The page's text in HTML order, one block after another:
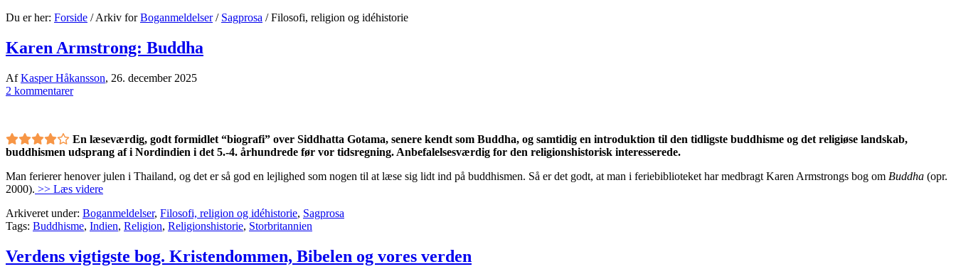
Du er her: Forside /Arkiv forBoganmeldelser / Sagprosa /Filosofi, religion og idéhistorie
Karen Armstrong: Buddha
AfKasper Håkansson, 26. december 2025
2 kommentarer
En læseværdig, godt formidlet “biografi” over Siddhatta Gotama, senere kendt som Buddha, og samtidig en introduktion til den tidligste buddhisme og det religiøse landskab,
buddhismen udsprang af i Nordindien i det 5.-4. århundrede før vor tidsregning. Anbefalelsesværdig for den religionshistorisk interesserede.
Man ferierer henover julen i Thailand, og det er så god en lejlighed som nogen til at læse sig lidt ind på buddhismen. Så er det godt, at man i feriebiblioteket har medbragt Karen Armstrongs bog om Buddha (opr.
2000). >> Læs videre
Arkiveret under: Boganmeldelser, Filosofi, religion og idéhistorie, Sagprosa
Tags: Buddhisme, Indien, Religion, Religionshistorie, Storbritannien
Verdens vigtigste bog. Kristendommen, Bibelen og vores verden